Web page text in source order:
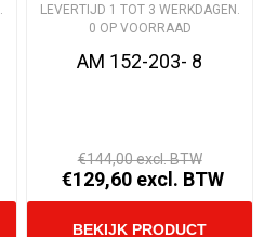
LEVERTIJD 1 TOT 3 WERKDAGEN.
0 OP VOORRAAD
AM 152-203- 8
€144,00 excl. BTW
€129,60 excl. BTW